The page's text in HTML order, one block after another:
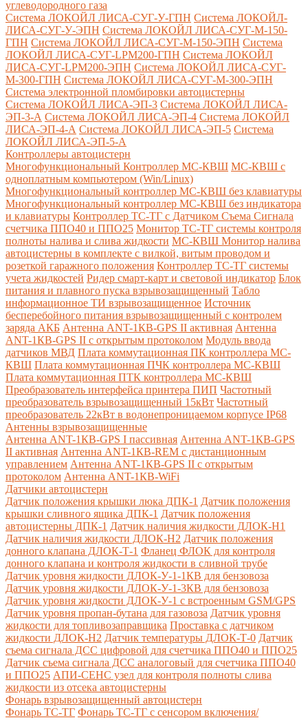
углеводородного газа
Система ЛОКОЙЛ ЛИСА-СУГ-У-ГПН Система ЛОКОЙЛ-
ЛИСА-СУГ-У-ЭПН Система ЛОКОЙЛ ЛИСА-СУГ-М-150-
ГПН Система ЛОКОЙЛ ЛИСА-СУГ-М-150-ЭПН Система
ЛОКОЙЛ ЛИСА-СУГ-LPM200-ГПН Система ЛОКОЙЛ
ЛИСА-СУГ-LPM200-ЭПН Система ЛОКОЙЛ ЛИСА-СУГ-
М-300-ГПН Система ЛОКОЙЛ ЛИСА-СУГ-М-300-ЭПН
Система электронной пломбировки автоцистерны
Система ЛОКОЙЛ ЛИСА-ЭП-3 Система ЛОКОЙЛ ЛИСА-
ЭП-3-А Система ЛОКОЙЛ ЛИСА-ЭП-4 Система ЛОКОЙЛ
ЛИСА-ЭП-4-А Система ЛОКОЙЛ ЛИСА-ЭП-5 Система
ЛОКОЙЛ ЛИСА-ЭП-5-А
Контроллеры автоцистерн
Многофункциональный Контроллер МС-КВШ МС-КВШ с
одноплатным компьютером (Win/Linux)
Многофункциональный контроллер МС-КВШ без клавиатуры
Многофункциональный контроллер МС-КВШ без индикатора
и клавиатуры Контроллер ТС-ТГ с Датчиком Съема Сигнала
счетчика ППО40 и ППО25 Монитор ТС-ТГ системы контроля
полноты налива и слива жидкости МС-КВШ Монитор налива
автоцистерны в комплекте с вилкой, витым проводом и
розеткой гаражного положения Контроллер ТС-ТГ системы
учета жидкостей Ридер смарт-карт и световой индикатор Блок
питания и плавного пуска взрывозащищенный Табло
информационное ТИ взрывозащищенное Источник
бесперебойного питания взрывозащищенный с контролем
заряда АКБ Антенна ANT-1КВ-GPS II активная Антенна
ANT-1КВ-GPS II с открытым протоколом Модуль ввода
датчиков МВД Плата коммутационная ПК контроллера МС-
КВШ Плата коммутационная ПЧК контроллера МС-КВШ
Плата коммутационная ПТК контроллера МС-КВШ
Преобразователь интерфейса принтера ПИП Частотный
преобразователь взрывозащищенный 15кВт Частотный
преобразователь 22кВт в водонепроницаемом корпусе IP68
Антенны взрывозащищенные
Антенна ANT-1КВ-GPS I пассивная Антенна ANT-1КВ-GPS
II активная Антенна ANT-1КВ-REM c дистанционным
управлением Антенна ANT-1КВ-GPS II с открытым
протоколом Антенна ANT-1КВ-WiFi
Датчики автоцистерн
Датчик положения крышки люка ДПК-1 Датчик положения
крышки сливного ящика ДПК-1 Датчик положения
автоцистерны ДПК-1 Датчик наличия жидкости ДЛОК-Н1
Датчик наличия жидкости ДЛОК-Н2 Датчик положения
донного клапана ДЛОК-Т-1 Фланец ФЛОК для контроля
донного клапана и контроля жидкости в сливной трубе
Датчик уровня жидкости ДЛОК-У-1-1КВ для бензовоза
Датчик уровня жидкости ДЛОК-У-1-3КВ для бензовоза
Датчик уровня жидкости ДЛОК-У-1 с встроенным GSM/GPS
Датчик уровня пропан-бутана для газовоза Датчик уровня
жидкости для топливозаправщика Проставка с датчиком
жидкости ДЛОК-Н2 Датчик температуры ДЛОК-Т-0 Датчик
съема сигнала ДСС цифровой для счетчика ППО40 и ППО25
Датчик съема сигнала ДСС аналоговый для счетчика ППО40
и ППО25 АПИ-СЕНС узел для контроля полноты слива
жидкости из отсека автоцистерны
Фонарь взрывозащищенный автоцистерн
Фонарь ТС-ТГ Фонарь ТС-ТГ с сенсором включения/